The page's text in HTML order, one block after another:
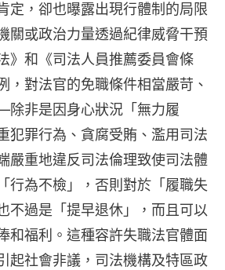
定，卻也曝露出現行體制的局限
關或政治力量透過紀律威脅干預
》和《司法人員推薦委員會條
，對法官的免職條件相當嚴苛、
非是因身心狀況「無力履
犯罪行為、貪腐受賄、濫用司法
嚴重地違反司法倫理致使司法體
行為不檢」，否則對於「履職失
不過是「提早退休」，而且可以
和福利。這種容許失職法官體面
起社會非議，司法機構及特區政